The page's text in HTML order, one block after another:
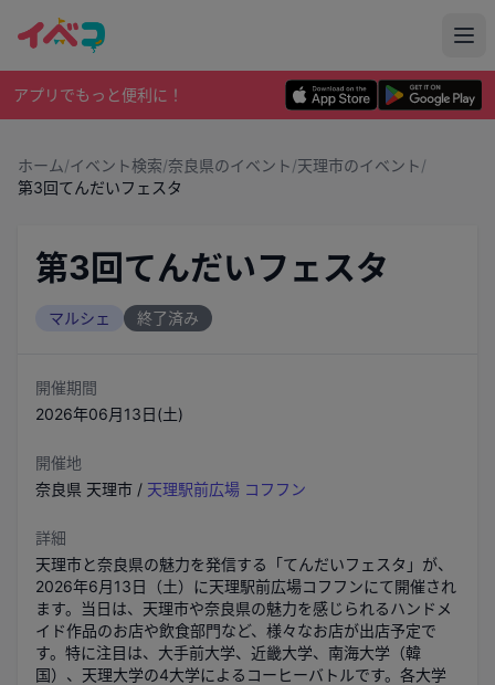
アプリでもっと便利に！
ホーム/イベント検索/奈良県のイベント/天理市のイベント/
第3回てんだいフェスタ
第3回てんだいフェスタ
マルシェ 終了済み
開催期間
2026年06月13日(土)
開催地
奈良県 天理市 / 天理駅前広場 コフフン
詳細
天理市と奈良県の魅力を発信する「てんだいフェスタ」が、
2026年6月13日（土）に天理駅前広場コフフンにて開催され
ます。当日は、天理市や奈良県の魅力を感じられるハンドメ
イド作品のお店や飲食部門など、様々なお店が出店予定で
す。特に注目は、大手前大学、近畿大学、南海大学（韓
国）、天理大学の4大学によるコーヒーバトルです。各大学